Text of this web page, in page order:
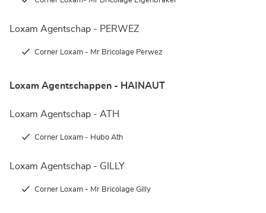
Loxam Agentschap - PERWEZ
Corner Loxam - Mr Bricolage Perwez
Loxam Agentschappen - HAINAUT
Loxam Agentschap - ATH
Corner Loxam - Hubo Ath
Loxam Agentschap - GILLY
Corner Loxam - Mr Bricolage Gilly